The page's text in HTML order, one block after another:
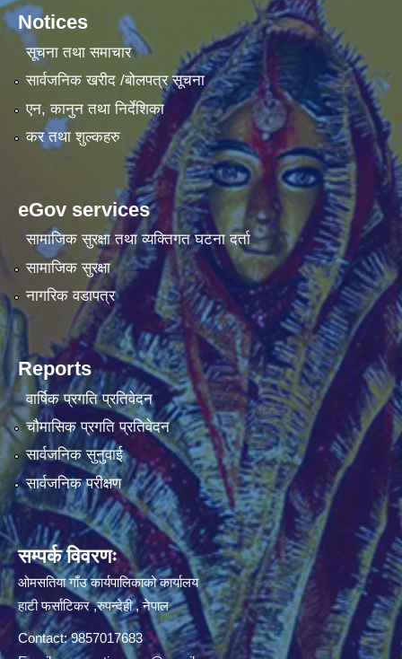
Notices
सूचना तथा समाचार
सार्वजनिक खरीद /बोलपत्र सूचना
एन, कानुन तथा निर्देशिका
कर तथा शुल्कहरु
eGov services
सामाजिक सुरक्षा तथा व्यक्तिगत घटना दर्ता
सामाजिक सुरक्षा
नागरिक वडापत्र
Reports
वार्षिक प्रगति प्रतिवेदन
चौमासिक प्रगति प्रतिवेदन
सार्वजनिक सुनुवाई
सार्वजनिक परीक्षण
सम्पर्क विवरणः
ओमसतिया गाँउ कार्यपालिकाको कार्यालय
हाटी फर्साटिकर ,रुपन्देही , नेपाल
Contact: 9857017683